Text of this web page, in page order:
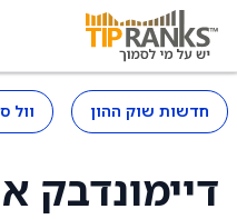
חדשות שוק ההון וול
דיימונדבק